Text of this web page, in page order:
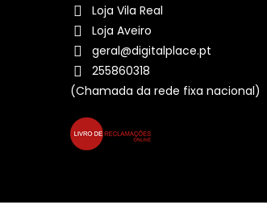
Loja Vila Real
Loja Aveiro
geral@digitalplace.pt
255860318
(Chamada da rede fixa nacional)